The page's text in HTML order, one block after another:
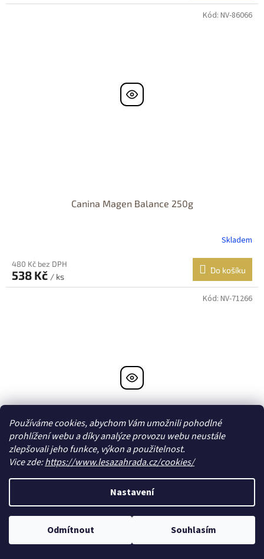
Používáme cookies, abychom Vám umožnili pohodlné
prohlížení webu a díky analýze provozu webu neustále
zlepšovali jeho funkce, výkon a použitelnost.
Vice zde:https://www.lesazahrada.cz/cookies/
Nastavení
Odmítnout Souhlasím
Canina Magen Balance 250g
Skladem
480 Kč bez DPH
538 Kč / ks
Do košíku
Kód: NV-86066
Canina Mléko pro štěňata 150g
276 Kč bez DPH
Kód: NV-71266